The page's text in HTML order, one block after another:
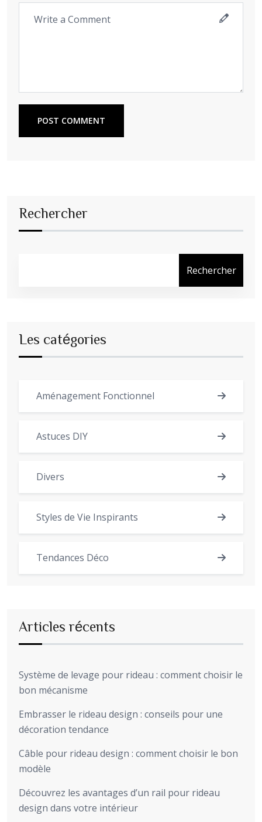
POST COMMENT
Rechercher
Rechercher
Les catégories
Aménagement Fonctionnel
Astuces DIY
Divers
Styles de Vie Inspirants
Tendances Déco
Articles récents
Système de levage pour rideau : comment choisir le
bon mécanisme
Embrasser le rideau design : conseils pour une
décoration tendance
Câble pour rideau design : comment choisir le bon
modèle
Découvrez les avantages d’un rail pour rideau
design dans votre intérieur